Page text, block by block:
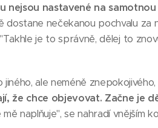
nejsou nastavené na
nečekanou pochvalu za
je to správně, dělej to
ale neméně
že chce objevovat. Začne je
naplňuje", se nahradí vnějším